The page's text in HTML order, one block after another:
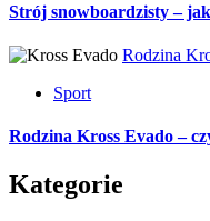
Strój snowboardzisty –
Rodzina
Sport
Rodzina Kross Evado –
Kategorie